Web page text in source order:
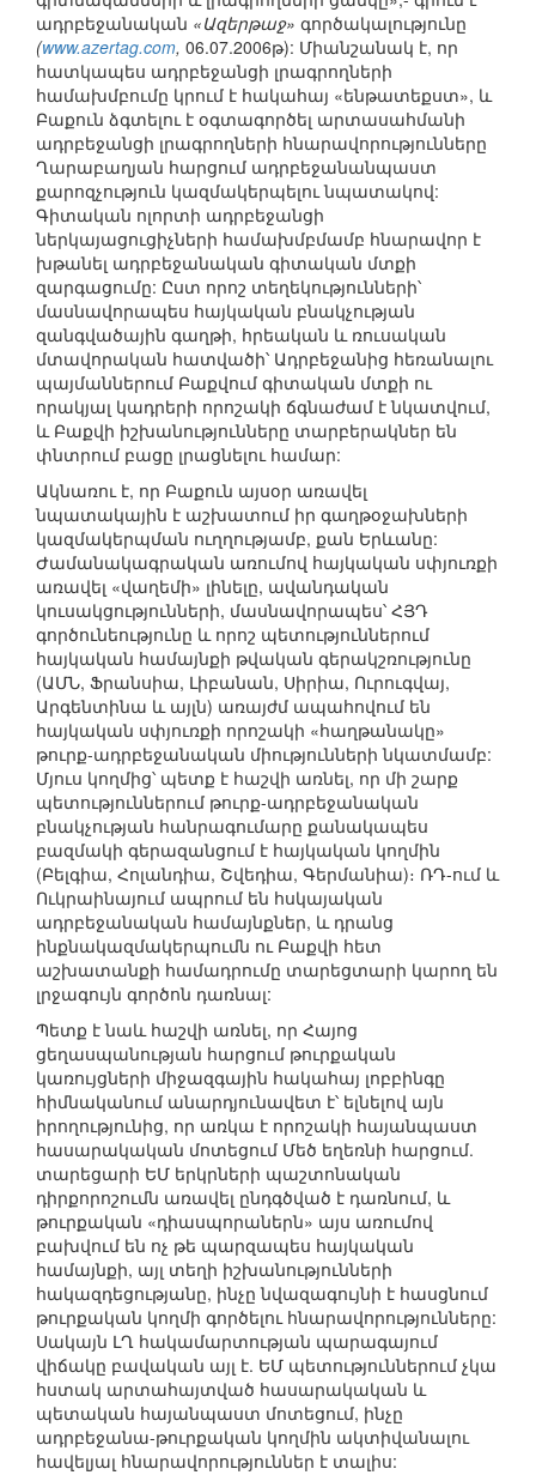
ադրբեջանական «Ազերթաջ» գործակալությունը
(www.azertag.com, 06.07.2006թ): Միանշանակ է, որ
հատկապես ադրբեջանցի լրագրողների
համախմբումը կրում է հակահայ «ենթատեքստ», և
Բաքուն ձգտելու է օգտագործել արտասահմանի
ադրբեջանցի լրագրողների հնարավորությունները
Ղարաբաղյան հարցում ադրբեջանանպաստ
քարոզչություն կազմակերպելու նպատակով:
Գիտական ոլորտի ադրբեջանցի
ներկայացուցիչների համախմբմամբ հնարավոր է
խթանել ադրբեջանական գիտական մտքի
զարգացումը: Ըստ որոշ տեղեկությունների՝
մասնավորապես հայկական բնակչության
զանգվածային գաղթի, հրեական և ռուսական
մտավորական հատվածի՝ Ադրբեջանից հեռանալու
պայմաններում Բաքվում գիտական մտքի ու
որակյալ կադրերի որոշակի ճգնաժամ է նկատվում,
և Բաքվի իշխանությունները տարբերակներ են
փնտրում բացը լրացնելու համար:
Ակնառու է, որ Բաքուն այսօր առավել
նպատակային է աշխատում իր գաղթօջախների
կազմակերպման ուղղությամբ, քան Երևանը:
Ժամանակագրական առումով հայկական սփյուռքի
առավել «վաղեմի» լինելը, ավանդական
կուսակցությունների, մասնավորապես՝ ՀՅԴ
գործունեությունը և որոշ պետություններում
հայկական համայնքի թվական գերակշռությունը
(ԱՄՆ, Ֆրանսիա, Լիբանան, Սիրիա, Ուրուգվայ,
Արգենտինա և այլն) առայժմ ապահովում են
հայկական սփյուռքի որոշակի «հաղթանակը»
թուրք-ադրբեջանական միությունների նկատմամբ:
Մյուս կողմից՝ պետք է հաշվի առնել, որ մի շարք
պետություններում թուրք-ադրբեջանական
բնակչության հանրագումարը քանակապես
բազմակի գերազանցում է հայկական կողմին
(Բելգիա, Հոլանդիա, Շվեդիա, Գերմանիա)։ ՌԴ-ում և
Ուկրաինայում ապրում են հսկայական
ադրբեջանական համայնքներ, և դրանց
ինքնակազմակերպումն ու Բաքվի հետ
աշխատանքի համադրումը տարեցտարի կարող են
լրջագույն գործոն դառնալ:
Պետք է նաև հաշվի առնել, որ Հայոց
ցեղասպանության հարցում թուրքական
կառույցների միջազգային հակահայ լոբբինգը
հիմնականում անարդյունավետ է՝ ելնելով այն
իրողությունից, որ առկա է որոշակի հայանպաստ
հասարակական մոտեցում Մեծ եղեռնի հարցում.
տարեցարի ԵՄ երկրների պաշտոնական
դիրքորոշումն առավել ընդգծված է դառնում, և
թուրքական «դիասպորաներն» այս առումով
բախվում են ոչ թե պարզապես հայկական
համայնքի, այլ տեղի իշխանությունների
հակազդեցությանը, ինչը նվազագույնի է հասցնում
թուրքական կողմի գործելու հնարավորությունները:
Սակայն ԼՂ հակամարտության պարագայում
վիճակը բավական այլ է. ԵՄ պետություններում չկա
հստակ արտահայտված հասարակական և
պետական հայանպաստ մոտեցում, ինչը
ադրբեջանա-թուրքական կողմին ակտիվանալու
հավելյալ հնարավորություններ է տալիս: